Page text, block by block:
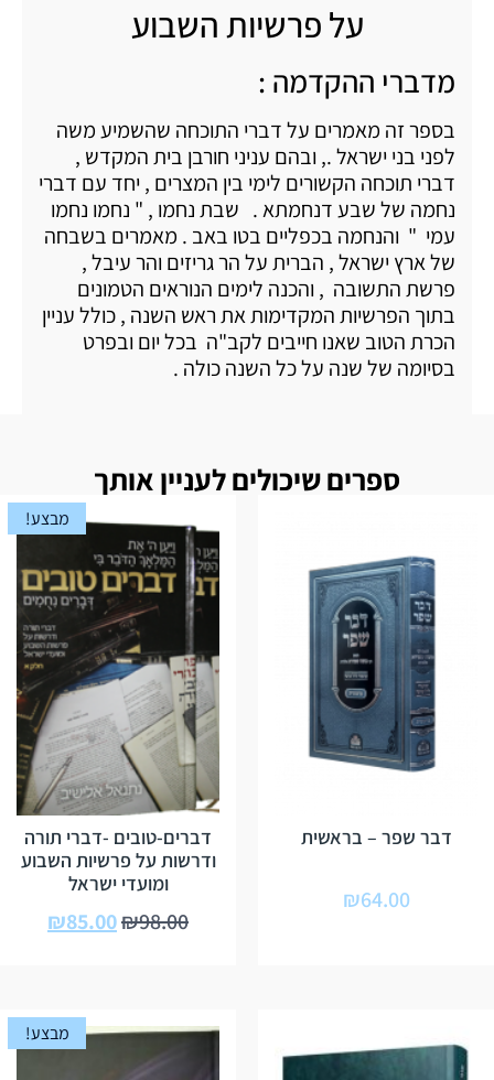
על פרשיות השבוע
מדברי ההקדמה :
בספר זה מאמרים על דברי התוכחה שהשמיע משה
לפני בני ישראל ., ובהם עניני חורבן בית המקדש ,
דברי תוכחה הקשורים לימי בין המצרים , יחד עם דברי
נחמה של שבע דנחמתא . שבת נחמו , " נחמו נחמו
עמי " והנחמה בכפליים בטו באב . מאמרים בשבחה
של ארץ ישראל , הברית על הר גריזים והר עיבל ,
פרשת התשובה , והכנה לימים הנוראים הטמונים
בתוך הפרשיות המקדימות את ראש השנה , כולל עניין
הכרת הטוב שאנו חייבים לקב"ה בכל יום ובפרט
בסיומה של שנה על כל השנה כולה .
ספרים שיכולים לעניין אותך
דבר שפר – בראשית
₪64.00
מבצע!
דברים-טובים -דברי תורה
ודרשות על פרשיות השבוע
ומועדי ישראל
₪98.00
₪85.00
מבצע!